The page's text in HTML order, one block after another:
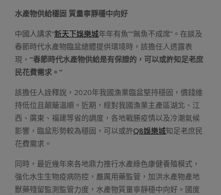
水產物供給穩固 質量寧靜穩中向好
中國人講求“新天下娛樂城年年有魚”“無魚不成席”。在談及
春節時代水產物臨盆總體提供環境時，該擔任人透露表
現， “春節時代水產物供給是有保證的，可以或許知足老庶
民花費需求。”
該擔任人詮釋說，2020年我國漁業臨盆堅持穩固，價錢維
持低位且顛簸溫順。近期，經對我國漁業主產區湖北、江
西、廣東、福建等省的調度，各地戰勝疫情以及冷潮氣候
影響，臨盆形勢較為穩固，可以或許Q8娛樂城知足老庶民
花費需求。
同時，最近幾年來各地鼎力推行水產綠色康健養殖模式，
強化水生生物疫病防控，嚴厲用藥監管，加洪水產物產地
獸藥殘留監測監管力度，水產物質量寧靜穩中向好。國度